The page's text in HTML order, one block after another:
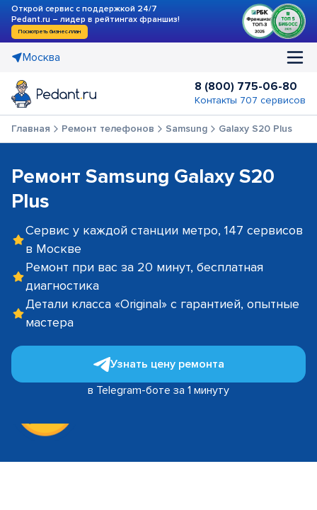
Открой сервис с поддержкой 24/7
Pedant.ru – лидер в рейтингах франшиз!
Посмотреть бизнес-план
Москва
8 (800) 775-06-80
Контакты 707 сервисов
Главная Ремонт телефонов Samsung Galaxy S20 Plus
Ремонт Samsung Galaxy S20
Plus
Сервис у каждой станции метро, 147 сервисов
в Москве
Ремонт при вас за 20 минут, бесплатная
диагностика
Детали класса «Original» с гарантией, опытные
мастера
Узнать цену ремонта
в Telegram-боте за 1 минуту